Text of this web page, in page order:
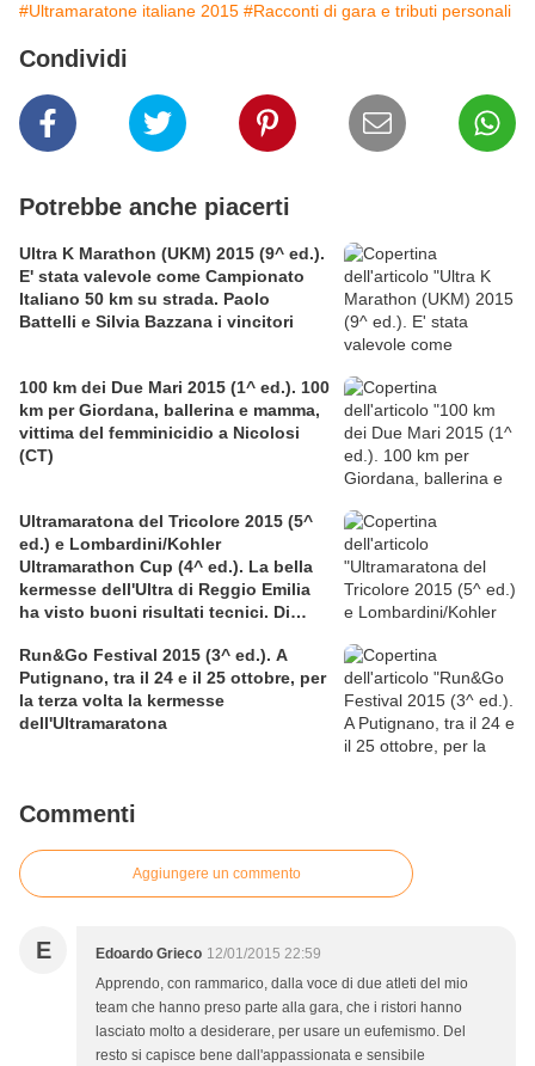
#Ultramaratone italiane 2015 #Racconti di gara e tributi personali
Condividi
Potrebbe anche piacerti
Ultra K Marathon (UKM) 2015 (9^ ed.).
E' stata valevole come Campionato
Italiano 50 km su strada. Paolo
Battelli e Silvia Bazzana i vincitori
100 km dei Due Mari 2015 (1^ ed.). 100
km per Giordana, ballerina e mamma,
vittima del femminicidio a Nicolosi
(CT)
Ultramaratona del Tricolore 2015 (5^
ed.) e Lombardini/Kohler
Ultramarathon Cup (4^ ed.). La bella
kermesse dell'Ultra di Reggio Emilia
ha visto buoni risultati tecnici. Di
12 ore di Nicolangelo D'Avanzo
Run&Go Festival 2015 (3^ ed.). A
Putignano, tra il 24 e il 25 ottobre, per
la terza volta la kermesse
dell'Ultramaratona
Commenti
Aggiungere un commento
E Edoardo Grieco 12/01/2015 22:59
Apprendo, con rammarico, dalla voce di due atleti del mio
team che hanno preso parte alla gara, che i ristori hanno
lasciato molto a desiderare, per usare un eufemismo. Del
resto si capisce bene dall'appassionata e sensibile